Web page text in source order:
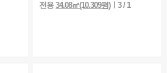
전용34.08㎡(10.309평)ㅣ3 / 1